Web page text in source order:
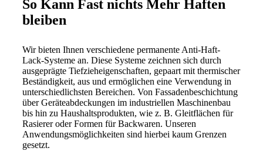
So Kann Fast nichts Mehr Haften
bleiben
Wir bieten Ihnen verschiedene permanente Anti-Haft-
Lack-Systeme an. Diese Systeme zeichnen sich durch
ausgeprägte Tiefzieheigenschaften, gepaart mit thermischer
Beständigkeit, aus und ermöglichen eine Verwendung in
unterschiedlichsten Bereichen. Von Fassadenbeschichtung
über Geräteabdeckungen im industriellen Maschinenbau
bis hin zu Haushaltsprodukten, wie z. B. Gleitflächen für
Rasierer oder Formen für Backwaren. Unseren
Anwendungsmöglichkeiten sind hierbei kaum Grenzen
gesetzt.